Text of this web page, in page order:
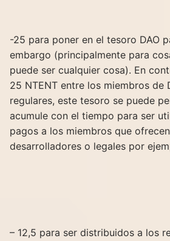
-25 para poner en el tesoro DAO
embargo (principalmente para
puede ser cualquier cosa). En
25 NTENT entre los miembros de
regulares, este tesoro se puede
acumule con el tiempo para ser
pagos a los miembros que
desarrolladores o legales por
– 12,5 para ser distribuidos a los